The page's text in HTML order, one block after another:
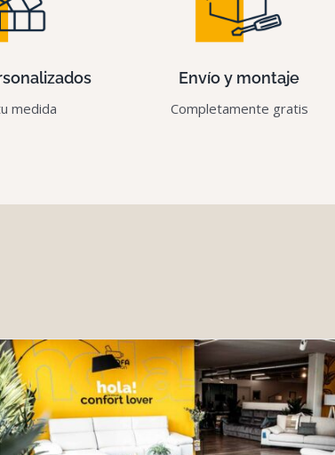
medida
Envío y montaje
Completamente gratis